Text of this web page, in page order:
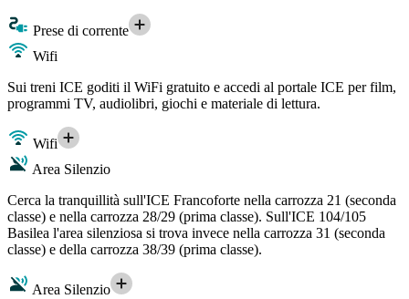
Prese di corrente
Wifi
Sui treni ICE goditi il WiFi gratuito e accedi al portale ICE per film,
programmi TV, audiolibri, giochi e materiale di lettura.
Wifi
Area Silenzio
Cerca la tranquillità sull'ICE Francoforte nella carrozza 21 (seconda
classe) e nella carrozza 28/29 (prima classe). Sull'ICE 104/105
Basilea l'area silenziosa si trova invece nella carrozza 31 (seconda
classe) e della carrozza 38/39 (prima classe).
Area Silenzio